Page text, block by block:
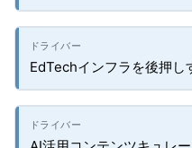
EdTechインフラを後押し